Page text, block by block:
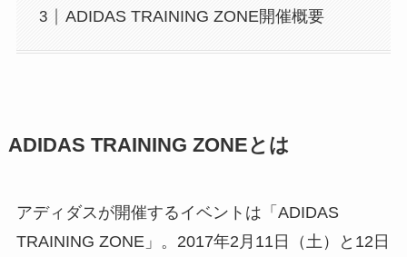
ADIDAS TRAINING ZONE開催概要
ADIDAS TRAINING ZONEとは
アディダスが開催するイベントは「ADIDAS
TRAINING ZONE」。2017年2月11日（土）と12日